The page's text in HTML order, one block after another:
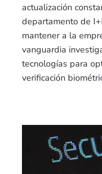
actualización
departamento de
mantener a la
vanguardia
tecnologías para
verificación